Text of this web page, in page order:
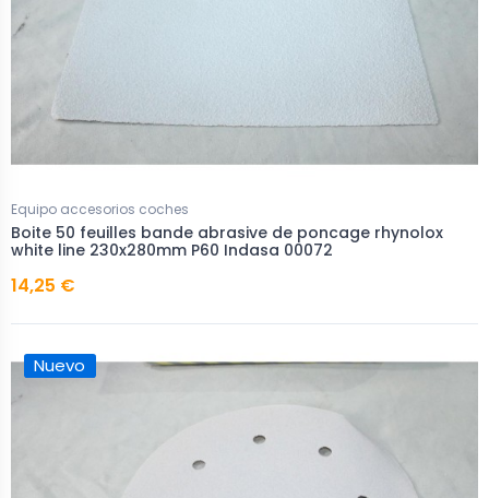
Equipo accesorios coches
Boite 50 feuilles bande abrasive de poncage rhynolox
white line 230x280mm P60 Indasa 00072
14,25 €
Nuevo